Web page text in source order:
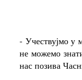
- Учествујмо у
не можемо
нас позива